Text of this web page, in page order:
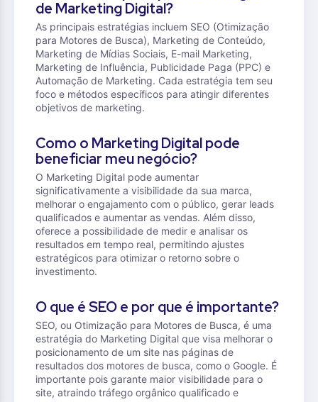
de Marketing Digital?
As principais estratégias incluem SEO (Otimização
para Motores de Busca), Marketing de Conteúdo,
Marketing de Mídias Sociais, E-mail Marketing,
Marketing de Influência, Publicidade Paga (PPC) e
Automação de Marketing. Cada estratégia tem seu
foco e métodos específicos para atingir diferentes
objetivos de marketing.
Como o Marketing Digital pode
beneficiar meu negócio?
O Marketing Digital pode aumentar
significativamente a visibilidade da sua marca,
melhorar o engajamento com o público, gerar leads
qualificados e aumentar as vendas. Além disso,
oferece a possibilidade de medir e analisar os
resultados em tempo real, permitindo ajustes
estratégicos para otimizar o retorno sobre o
investimento.
O que é SEO e por que é importante?
SEO, ou Otimização para Motores de Busca, é uma
estratégia do Marketing Digital que visa melhorar o
posicionamento de um site nas páginas de
resultados dos motores de busca, como o Google. É
importante pois garante maior visibilidade para o
site, atraindo tráfego orgânico qualificado e